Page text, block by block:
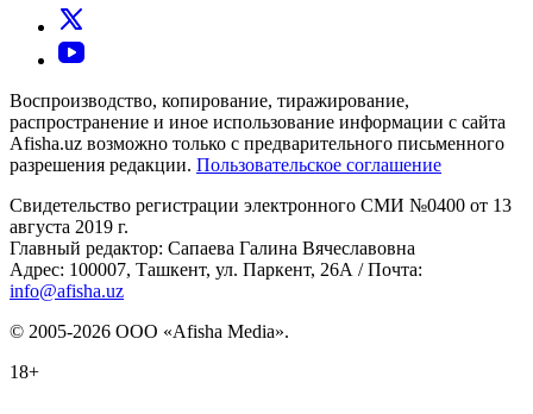
Воспроизводство, копирование, тиражирование,
распространение и иное использование информации с сайта
Afisha.uz возможно только с предварительного письменного
разрешения редакции. Пользовательское соглашение
Свидетельство регистрации электронного СМИ №0400 от 13
августа 2019 г.
Главный редактор: Сапаева Галина Вячеславовна
Адрес: 100007, Ташкент, ул. Паркент, 26А / Почта:
info@afisha.uz
© 2005-2026 ООО «Afisha Media».
18+